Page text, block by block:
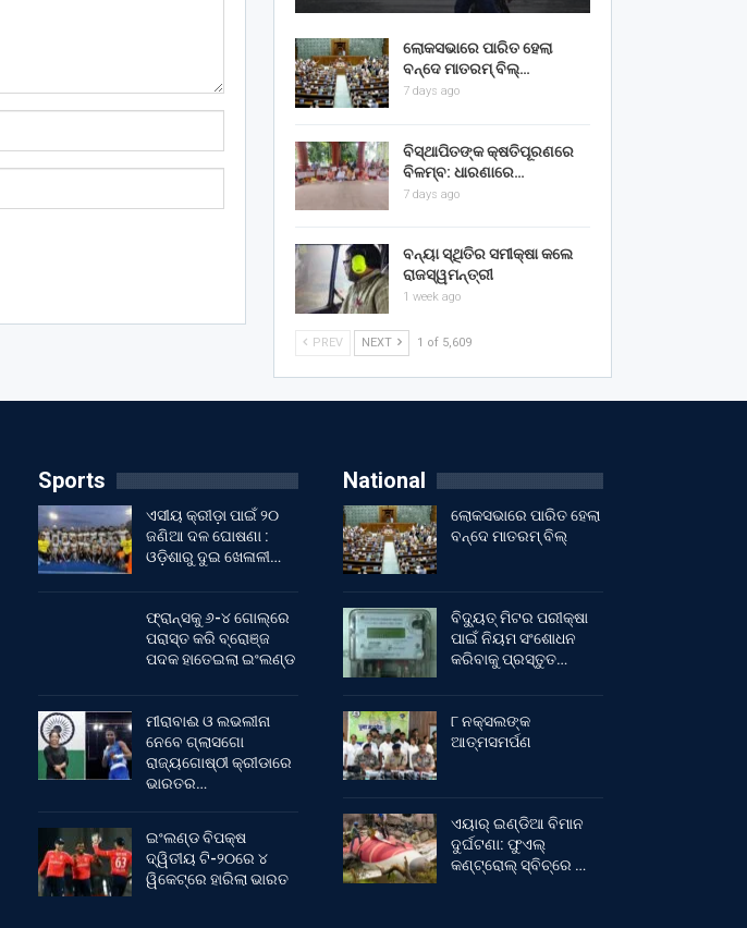
ଲୋକସଭାରେ ପାରିତ ହେଲା
ବନ୍ଦେ ମାତରମ୍‌ ବିଲ୍‌…
7 days ago
ବିସ୍ଥାପିତଙ୍କ କ୍ଷତିପୂରଣରେ
ବିଳମ୍ବ: ଧାରଣାରେ…
7 days ago
ବନ୍ୟା ସ୍ଥିତିର ସମୀକ୍ଷା କଲେ
ରାଜସ୍ୱମନ୍ତ୍ରୀ
1 week ago
PREV NEXT 1 of 5,609
Sports
ଏସୀୟ କ୍ରୀଡ଼ା ପାଇଁ ୨୦
ଜଣିଆ ଦଳ ଘୋଷଣା :
ଓଡ଼ିଶାରୁ ଦୁଇ ଖେଳାଳୀ…
ଫ୍ରାନ୍ସକୁ ୬-୪ ଗୋଲ୍‌ରେ
ପରାସ୍ତ କରି ବ୍ରୋଞ୍ଜ
ପଦକ ହାତେଇଲା ଇଂଲଣ୍ଡ
ମୀରାବାଈ ଓ ଲଭଲୀନା
ନେବେ ଗ୍ଲାସଗୋ
ରାଜ୍ୟଗୋଷ୍ଠୀ କ୍ରୀଡାରେ
ଭାରତର…
ଇଂଲଣ୍ଡ ବିପକ୍ଷ
ଦ୍ୱିତୀୟ ଟି-୨୦ରେ ୪
ୱିକେଟ୍‌ରେ ହାରିଲା ଭାରତ
National
ଲୋକସଭାରେ ପାରିତ ହେଲା
ବନ୍ଦେ ମାତରମ୍‌ ବିଲ୍‌
ବିଦ୍ୟୁତ୍ ମିଟର ପରୀକ୍ଷା
ପାଇଁ ନିୟମ ସଂଶୋଧନ
କରିବାକୁ ପ୍ରସ୍ତୁତ…
୮ ନକ୍ସଲଙ୍କ
ଆତ୍ମସମର୍ପଣ
ଏୟାର୍ ଇଣ୍ଡିଆ ବିମାନ
ଦୁର୍ଘଟଣା: ଫୁଏଲ୍‌
କଣ୍ଟ୍ରୋଲ୍‌ ସ୍ବିଚ୍‌ରେ …